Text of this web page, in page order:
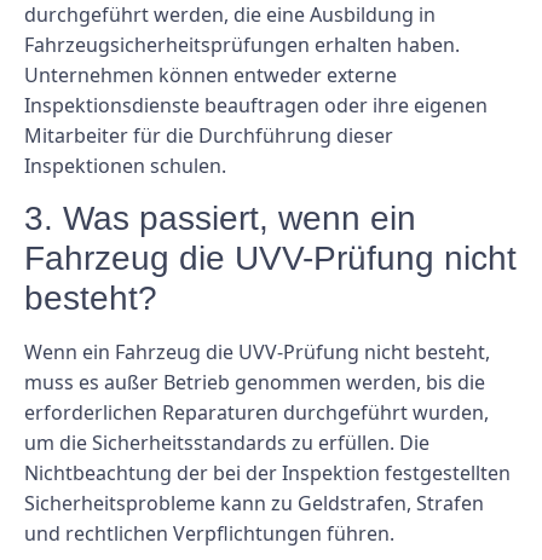
durchgeführt werden, die eine Ausbildung in
Fahrzeugsicherheitsprüfungen erhalten haben.
Unternehmen können entweder externe
Inspektionsdienste beauftragen oder ihre eigenen
Mitarbeiter für die Durchführung dieser
Inspektionen schulen.
3. Was passiert, wenn ein
Fahrzeug die UVV-Prüfung nicht
besteht?
Wenn ein Fahrzeug die UVV-Prüfung nicht besteht,
muss es außer Betrieb genommen werden, bis die
erforderlichen Reparaturen durchgeführt wurden,
um die Sicherheitsstandards zu erfüllen. Die
Nichtbeachtung der bei der Inspektion festgestellten
Sicherheitsprobleme kann zu Geldstrafen, Strafen
und rechtlichen Verpflichtungen führen.